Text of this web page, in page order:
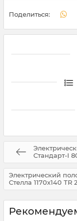
Поделиться:
Стандарт-I
Электрический
Стелла 1170х140